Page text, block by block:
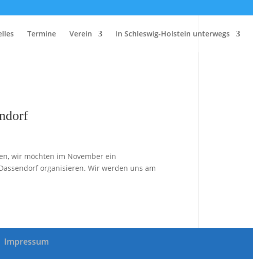
Termine Verein In Schleswig-Holstein unterwegs
wir möchten im November ein
organisieren. Wir werden uns am
Impressum